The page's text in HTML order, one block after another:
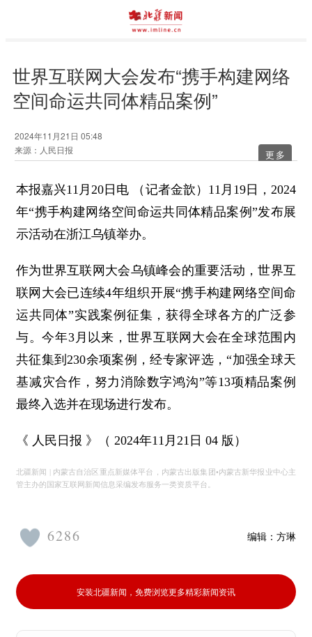
世界互联网大会发布“携手构建网络
空间命运共同体精品案例”
2024年11月21日 05:48
来源：人民日报
更多
本报嘉兴11月20日电 （记者金歆）11月19日，2024
年“携手构建网络空间命运共同体精品案例”发布展
示活动在浙江乌镇举办。
作为世界互联网大会乌镇峰会的重要活动，世界互
联网大会已连续4年组织开展“携手构建网络空间命
运共同体”实践案例征集，获得全球各方的广泛参
与。今年3月以来，世界互联网大会在全球范围内
共征集到230余项案例，经专家评选，“加强全球天
基减灾合作，努力消除数字鸿沟”等13项精品案例
最终入选并在现场进行发布。
《 人民日报 》（ 2024年11月21日 04 版）
北疆新闻 | 内蒙古自治区重点新媒体平台，内蒙古出版集团•内蒙古新华报业中心主
管主办的国家互联网新闻信息采编发布服务一类资质平台。
编辑： 方琳
6286
安装北疆新闻，免费浏览更多精彩新闻资讯